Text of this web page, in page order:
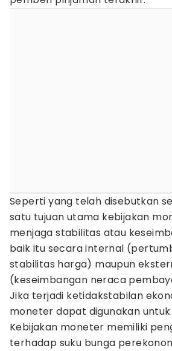
Seperti yang telah disebutkan
satu tujuan utama kebijakan
menjaga stabilitas atau
baik itu secara internal
stabilitas harga) maupun
(keseimbangan neraca
Jika terjadi ketidakstabilan
moneter dapat digunakan
Kebijakan moneter memiliki
terhadap suku bunga